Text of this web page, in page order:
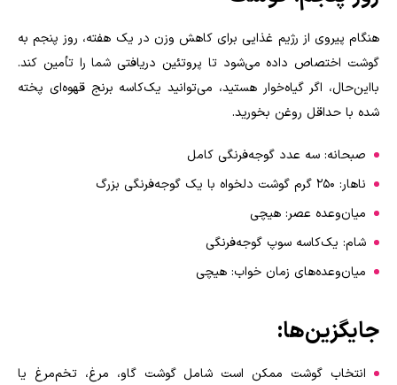
هنگام پیروی از رژیم غذایی برای کاهش وزن در یک هفته، روز پنجم به
گوشت اختصاص داده می‌شود تا پروتئین دریافتی شما را تأمین کند.
بااین‌حال، اگر گیاه‌خوار هستید، می‌توانید یک‌کاسه برنج قهوه‌ای پخته
شده با حداقل روغن بخورید.
صبحانه: سه عدد گوجه‌فرنگی کامل
ناهار: 250 گرم گوشت دلخواه با یک گوجه‌فرنگی بزرگ
میان‌وعده عصر: هیچی
شام: یک‌کاسه سوپ گوجه‌فرنگی
میان‌وعده‌های زمان خواب: هیچی
جایگزین‌ها:
انتخاب گوشت ممکن است شامل گوشت گاو، مرغ، تخم‌مرغ یا